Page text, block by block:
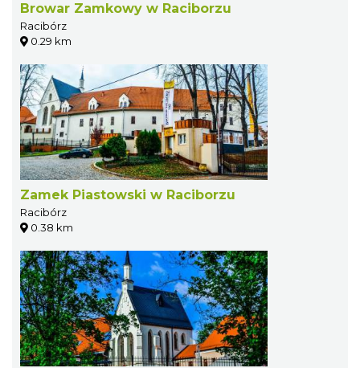
Browar Zamkowy w Raciborzu
Racibórz
0.29 km
Zamek Piastowski w Raciborzu
Racibórz
0.38 km